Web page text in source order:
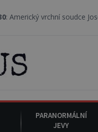
soudce Joseph F. Crater
PARANORMÁLNÍ
JEVY